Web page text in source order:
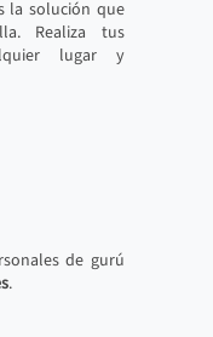
la solución que
Realiza tus
lugar y
de gurú
.